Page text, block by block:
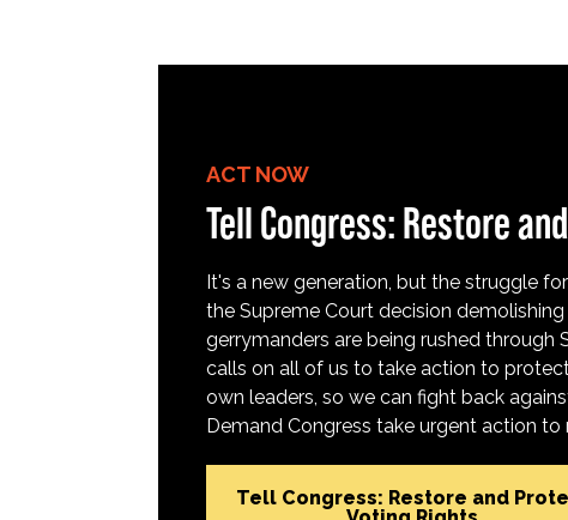
ACT NOW
Tell Congress: Restore
It's a new generation, but the struggle
the Supreme Court decision
gerrymanders are being rushed
calls on all of us to take action to
own leaders, so we can fight back
Demand Congress take urgent action
Tell Congress: Restore and